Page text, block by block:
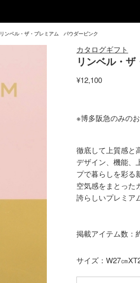
リンベル・ザ・プレミアム パウダーピンク
カタログギフト
リンベル・
¥12,100
※博多阪急のみの
徹底して上質感と
デザイン、機能、
プで暮らしを彩る
空気感をまとった
誇らしいプレミア
掲載アイテム数：
サイズ：W27㎝